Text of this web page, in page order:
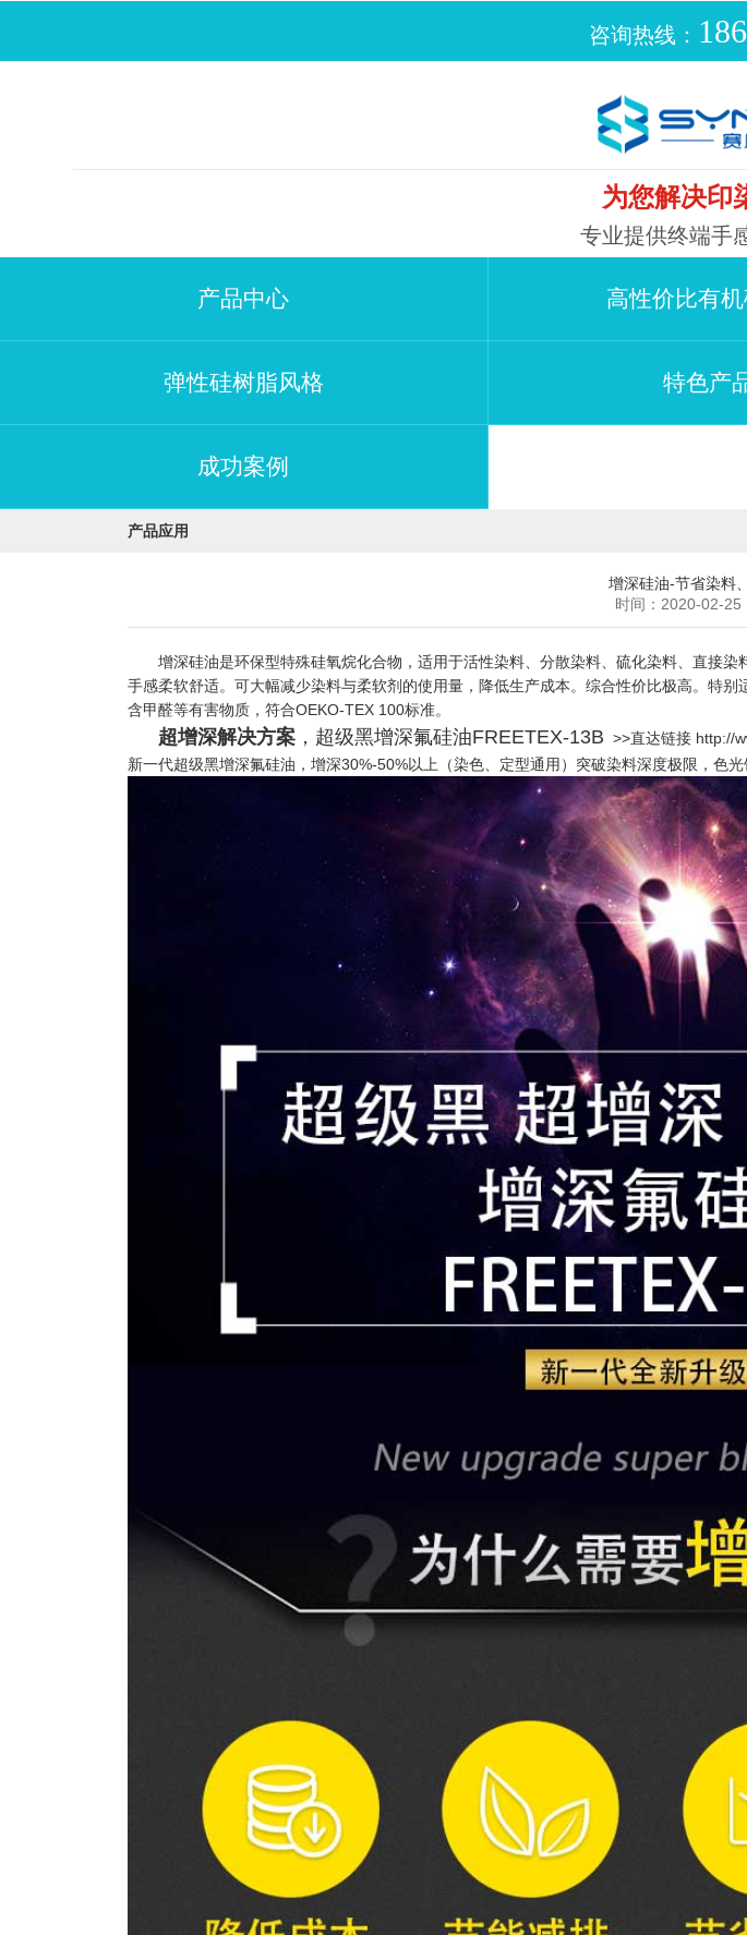
咨询热线：
为您解决印
专业提供终端手
产品中心 高性价比有
弹性硅树脂风格 特色产
成功案例
产品应用
增深硅油-节省染料
时间：2020-02-
增深硅油是环保型特殊硅氧烷化合物，适用于活性染料、分散染料、硫化染料、直接染
手感柔软舒适。可大幅减少染料与柔软剂的使用量，降低生产成本。综合性价比极高。特
含甲醛等有害物质，符合OEKO-TEX 100标准。
超增深解决方案 ，超级黑增深氟硅油FREETEX-13B >>直达链接 http://
新一代超级黑增深氟硅油，增深30%-50%以上（染色、定型通用）突破染料深度极限，色